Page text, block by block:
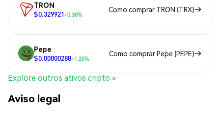
TRON
$0.329921+0.30%
Como comprar TRON (TRX)
Pepe
$0.00000288+1.20%
Como comprar Pepe (PEPE)
Explore outros ativos cripto >
Aviso legal